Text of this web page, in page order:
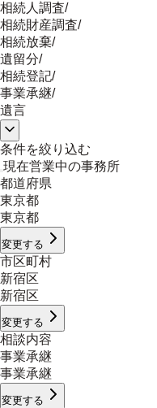
相続人調査/
相続財産調査/
相続放棄/
遺留分/
相続登記/
事業承継/
遺言
条件を絞り込む
現在営業中の事務所
都道府県
東京都
東京都
変更する
市区町村
新宿区
新宿区
変更する
相談内容
事業承継
事業承継
変更する